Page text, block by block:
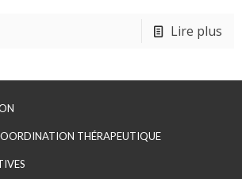
Lire plus
THÉRAPEUTIQUE